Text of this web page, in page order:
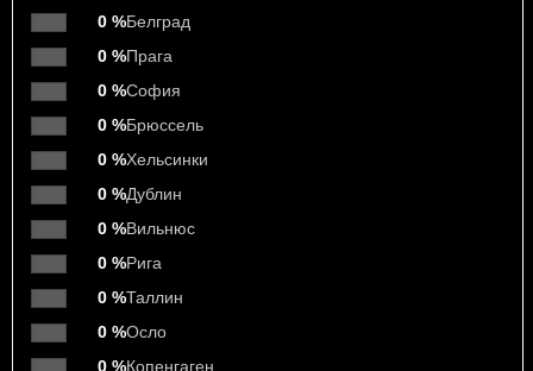
0 %Белград
0 %Прага
0 %София
0 %Брюссель
0 %Хельсинки
0 %Дублин
0 %Вильнюс
0 %Рига
0 %Таллин
0 %Осло
0 %Копенгаген